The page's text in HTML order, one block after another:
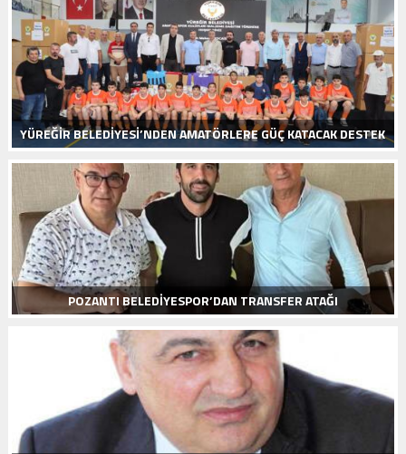
YÜREĞIR BELEDIYESI’NDEN AMATÖRLERE GÜÇ KATACAK DESTEK
POZANTI BELEDİYESPOR’DAN TRANSFER ATAĞI